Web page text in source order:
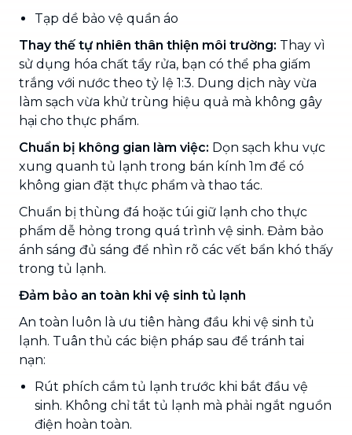
Tạp dề bảo vệ quần áo
Thay thế tự nhiên thân thiện môi trường: Thay vì
sử dụng hóa chất tẩy rửa, bạn có thể pha giấm
trắng với nước theo tỷ lệ 1:3. Dung dịch này vừa
làm sạch vừa khử trùng hiệu quả mà không gây
hại cho thực phẩm.
Chuẩn bị không gian làm việc: Dọn sạch khu vực
xung quanh tủ lạnh trong bán kính 1m để có
không gian đặt thực phẩm và thao tác.
Chuẩn bị thùng đá hoặc túi giữ lạnh cho thực
phẩm dễ hỏng trong quá trình vệ sinh. Đảm bảo
ánh sáng đủ sáng để nhìn rõ các vết bẩn khó thấy
trong tủ lạnh.
Đảm bảo an toàn khi vệ sinh tủ lạnh
An toàn luôn là ưu tiên hàng đầu khi vệ sinh tủ
lạnh. Tuân thủ các biện pháp sau để tránh tai
nạn:
Rút phích cắm tủ lạnh trước khi bắt đầu vệ
sinh. Không chỉ tắt tủ lạnh mà phải ngắt nguồn
điện hoàn toàn.